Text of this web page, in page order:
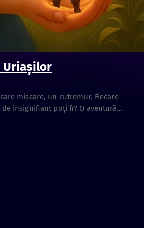
Uriaşilor
mișcare, un cutremur. Fiecare
insignifiant poți fi? O aventură…